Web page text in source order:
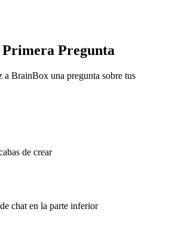
Primera Pregunta
a BrainBox una pregunta sobre tus
de crear
chat en la parte inferior